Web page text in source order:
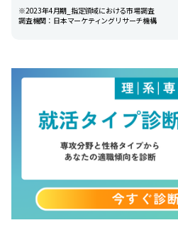
※2023年4月期_指定領域における市場調査
調査機関：日本マーケティングリサーチ機構